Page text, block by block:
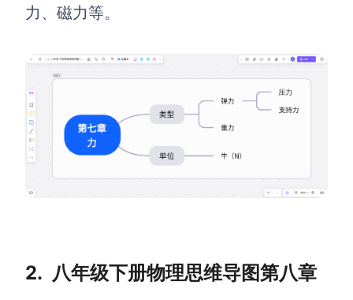
企业服务
用boardmix提升团队协作效率
企业版申请试用
获取详细功能指南和技术支持
力、磁力等。
2. 八年级下册物理思维导图第八章